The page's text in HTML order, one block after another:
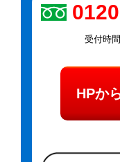
受付時
HPか